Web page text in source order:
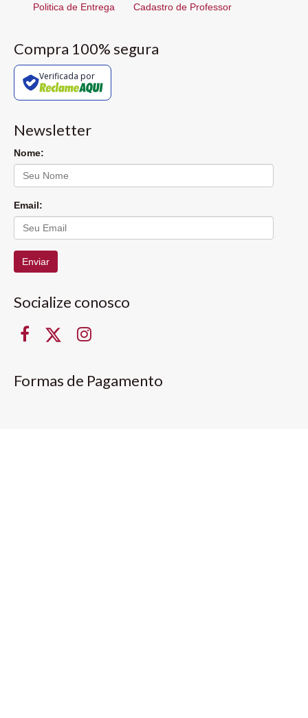
Politica de Entrega Cadastro de Professor
Compra 100% segura
Verificada por
Newsletter
Nome:
Email:
Enviar
Socialize conosco
Formas de Pagamento